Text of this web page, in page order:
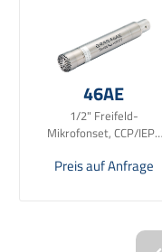
46AE
1/2" Freifeld-
Mikrofonset, CCP/IEPE
Preis auf Anfrage